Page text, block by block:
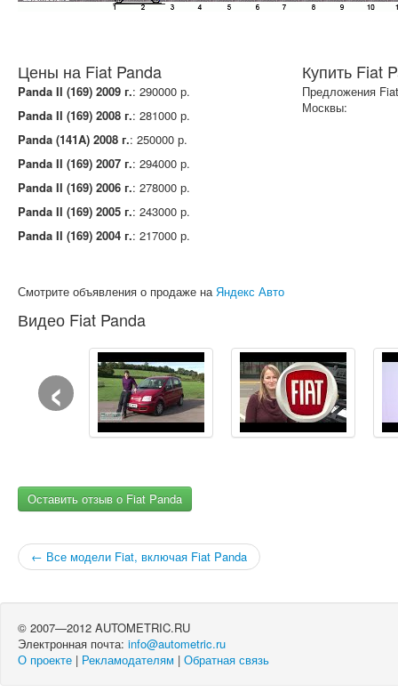
Цены на Fiat Panda
Panda II (169) 2009 г.: 290000 р.
Panda II (169) 2008 г.: 281000 р.
Panda (141A) 2008 г.: 250000 р.
Panda II (169) 2007 г.: 294000 р.
Panda II (169) 2006 г.: 278000 р.
Panda II (169) 2005 г.: 243000 р.
Panda II (169) 2004 г.: 217000 р.
Смотрите объявления о продаже наЯндекс Авто
Купить Fiat
Предложения
Москвы:
Видео Fiat Panda
‹
Оставить отзыв о Fiat Panda
← Все модели Fiat, включая Fiat Panda
© 2007—2012 AUTOMETRIC.RU
Электронная почта: info@autometric.ru
О проекте | Рекламодателям | Обратная связь